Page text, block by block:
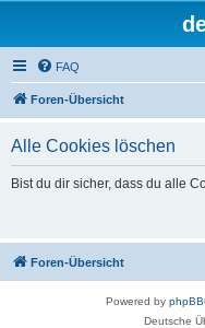
FAQ
Foren-Übersicht
Alle Cookies löschen
Bist du dir sicher, dass du alle
Foren-Übersicht
Powered by phpBB
Deutsche